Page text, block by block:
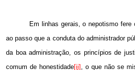
Em linhas gerais, o nepotismo fere
ao passo que a conduta do administrador
da boa administração, os princípios de
comum de honestidade[ii] , o que não se